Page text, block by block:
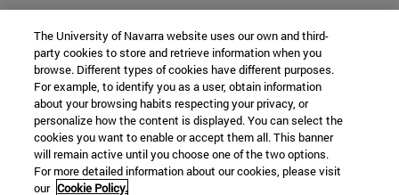
The University of Navarra website uses our own and third-
party cookies to store and retrieve information when you
browse. Different types of cookies have different purposes.
For example, to identify you as a user, obtain information
about your browsing habits respecting your privacy, or
personalize how the content is displayed. You can select the
cookies you want to enable or accept them all. This banner
will remain active until you choose one of the two options.
For more detailed information about our cookies, please visit
our Cookie Policy.